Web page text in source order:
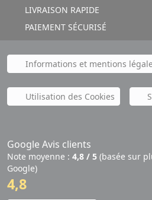
LIVRAISON RAPIDE
PAIEMENT SÉCURISÉ
Informations et mentions
Utilisation des Cookies
Google Avis clients
Note moyenne : 4,8 / 5 (basée sur
Google)
4,8